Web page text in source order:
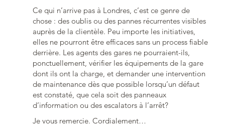
Ce qui n’arrive pas à Londres, c’est ce genre de
chose : des oublis ou des pannes récurrentes visibles
auprès de la clientèle. Peu importe les initiatives,
elles ne pourront être efficaces sans un process fiable
derrière. Les agents des gares ne pourraient-ils,
ponctuellement, vérifier les équipements de la gare
dont ils ont la charge, et demander une intervention
de maintenance dès que possible lorsqu’un défaut
est constaté, que cela soit des panneaux
d’information ou des escalators à l’arrêt?
Je vous remercie. Cordialement…